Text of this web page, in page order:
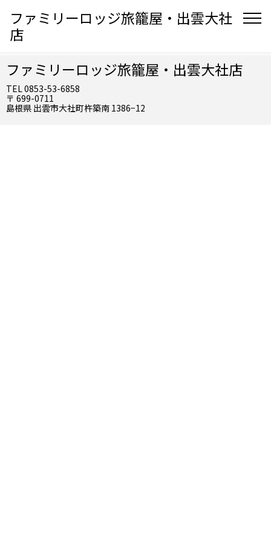
ファミリーロッジ旅籠屋・出雲大社
店
ファミリーロッジ旅籠屋・出雲大社店
TEL 0853-53-6858
〒 699-0711
島根県 出雲市大社町杵築南 1386−12